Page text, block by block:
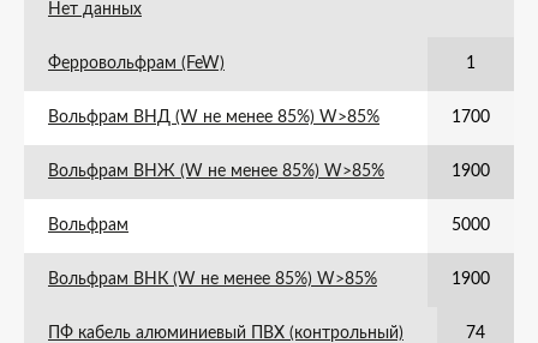
Нет данных
Ферровольфрам (FeW) 1
Вольфрам ВНД (W не менее 85%) W>85% 1700
Вольфрам ВНЖ (W не менее 85%) W>85% 1900
Вольфрам 5000
Вольфрам ВНК (W не менее 85%) W>85% 1900
ПФ кабель алюминиевый ПВХ (контрольный) 74